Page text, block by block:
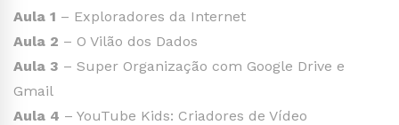
Aula 1 – Exploradores da Internet
Aula 2 – O Vilão dos Dados
Aula 3 – Super Organização com Google Drive e
Gmail
Aula 4 – YouTube Kids: Criadores de Vídeo